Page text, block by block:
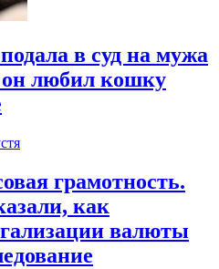
в суд на мужа
он любил кошку
грамотность.
как
валюты